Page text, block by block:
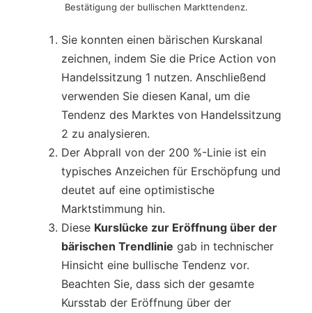
Bestätigung der bullischen Markttendenz.
Sie konnten einen bärischen Kurskanal
zeichnen, indem Sie die Price Action von
Handelssitzung 1 nutzen. Anschließend
verwenden Sie diesen Kanal, um die
Tendenz des Marktes von Handelssitzung
2 zu analysieren.
Der Abprall von der 200 %-Linie ist ein
typisches Anzeichen für Erschöpfung und
deutet auf eine optimistische
Marktstimmung hin.
Diese Kurslücke zur Eröffnung über der
bärischen Trendlinie gab in technischer
Hinsicht eine bullische Tendenz vor.
Beachten Sie, dass sich der gesamte
Kursstab der Eröffnung über der